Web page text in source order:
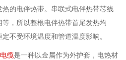
的电伴热带。串联式电伴热带芯线
等，所以整根电伴热带首尾发热均
不受环境温度和管道温度影响。
缆是一种以金属作为外护套，电热材